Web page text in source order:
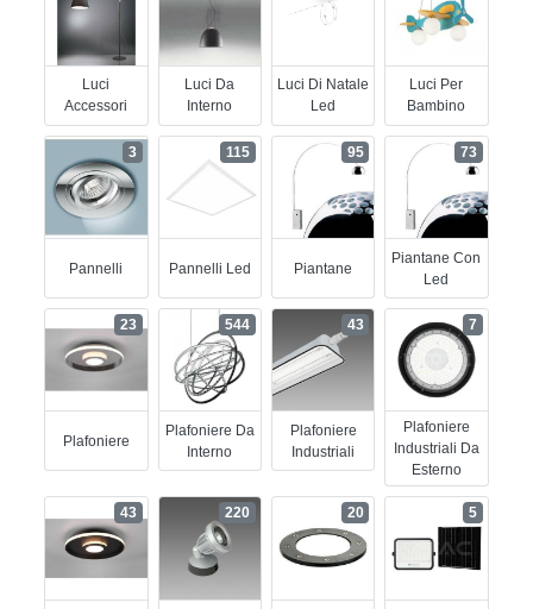
Luci
Accessori
Luci Da
Interno
Luci Di Natale
Led
Luci Per
Bambino
Pannelli
3
Pannelli Led
115
Piantane
95
Piantane Con
Led
73
Plafoniere
23
Plafoniere Da
Interno
544
Plafoniere
Industriali
43
Plafoniere
Industriali Da
Esterno
7
43 220 20 5